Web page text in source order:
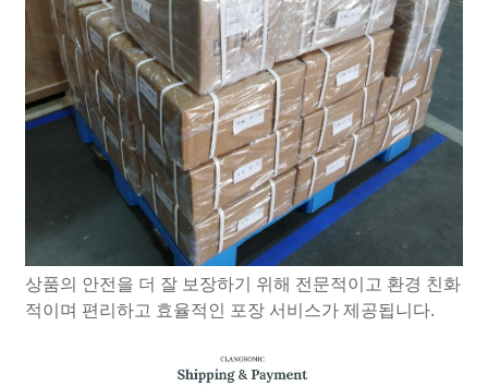
상품의 안전을 더 잘 보장하기 위해 전문적이고 환경 친화
적이며 편리하고 효율적인 포장 서비스가 제공됩니다.